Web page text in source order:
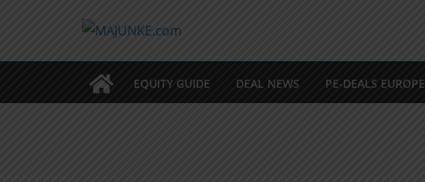
EQUITY GUIDE DEAL NEWS PE-DEALS EUROPE